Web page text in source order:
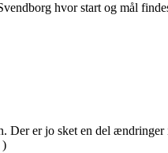
hvor start og mål
Der er jo sket en del
)